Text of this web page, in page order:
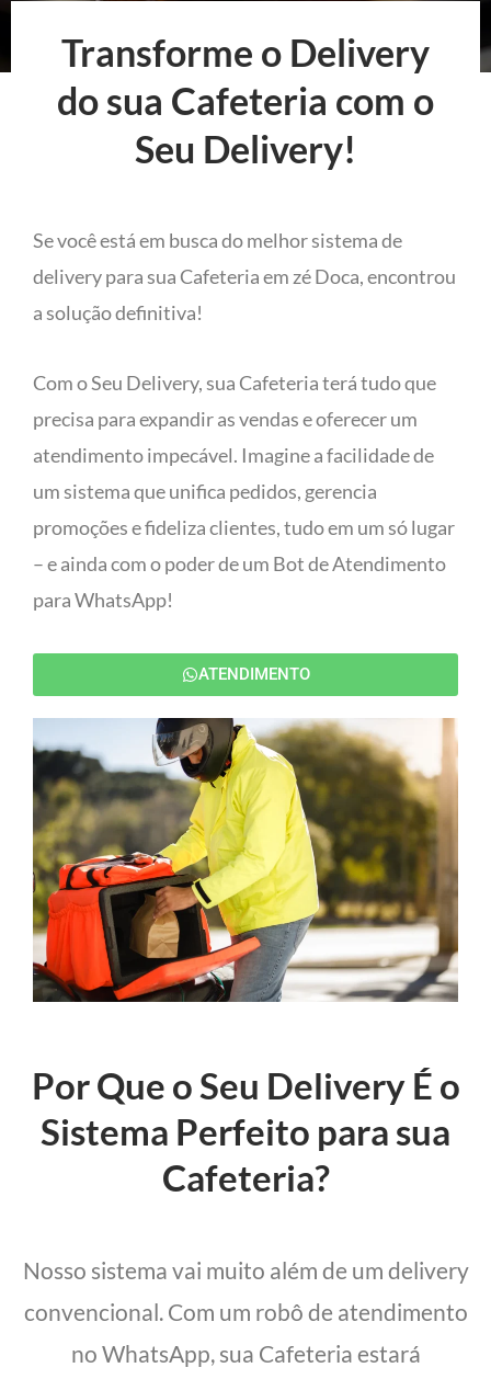
Transforme o Delivery
do sua Cafeteria com o
Seu Delivery!
Se você está em busca do melhor sistema de
delivery para sua Cafeteria em zé Doca, encontrou
a solução definitiva!
Com o Seu Delivery, sua Cafeteria terá tudo que
precisa para expandir as vendas e oferecer um
atendimento impecável. Imagine a facilidade de
um sistema que unifica pedidos, gerencia
promoções e fideliza clientes, tudo em um só lugar
– e ainda com o poder de um Bot de Atendimento
para WhatsApp!
ATENDIMENTO
Por Que o Seu Delivery É o
Sistema Perfeito para sua
Cafeteria?
Nosso sistema vai muito além de um delivery
convencional. Com um robô de atendimento
no WhatsApp, sua Cafeteria estará